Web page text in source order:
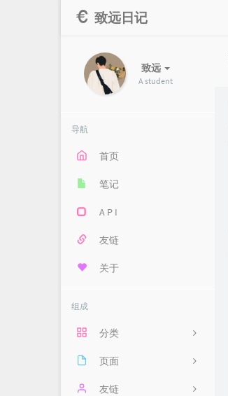
致远日记
致远
A student
导航
首页
笔记
A P I
友链
关于
组成
分类
1
分享
页面
友链友链